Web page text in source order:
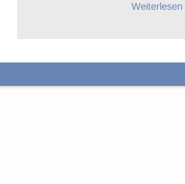
Weiterlesen